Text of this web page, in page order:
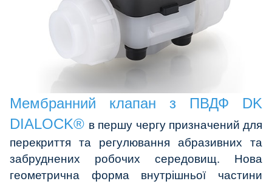
Мембранний клапан з ПВДФ DK
DIALOCK® в першу чергу призначений для
перекриття та регулювання абразивних та
забруднених робочих середовищ. Нова
геометрична форма внутрішньої частини